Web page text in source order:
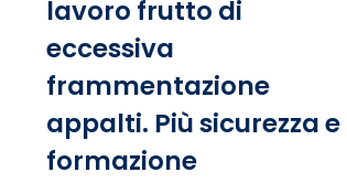
lavoro frutto di
eccessiva
frammentazione
appalti. Più sicurezza e
formazione